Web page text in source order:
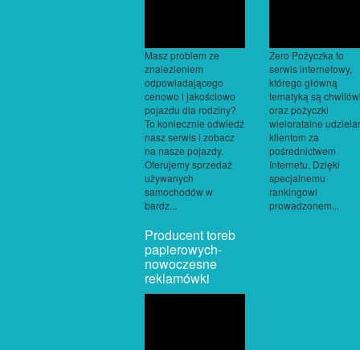
Masz problem ze
znalezieniem
odpowiadającego
cenowo i jakościowo
pojazdu dla rodziny?
To koniecznie odwiedź
nasz serwis i zobacz
na nasze pojazdy.
Oferujemy sprzedaż
używanych
samochodów w
bardz...
Zero Pożyczka to
serwis internetowy,
którego główną
tematyką są
oraz pożyczki
wieloratalne
klientom za
pośrednictwem
Internetu. Dzięki
specjalnemu
rankingowi
prowadzonem...
Producent toreb
papierowych-
nowoczesne
reklamówki